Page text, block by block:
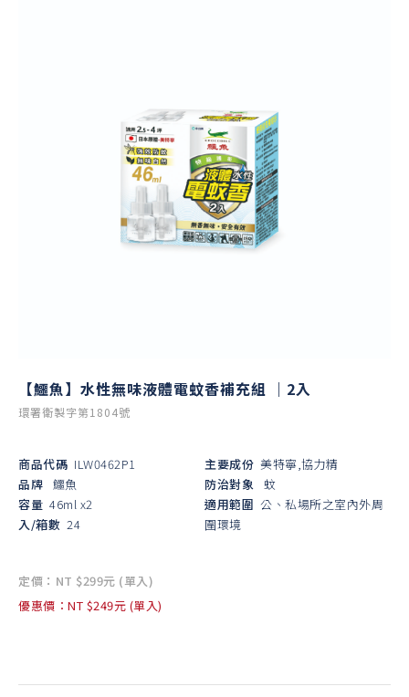
【鱷魚】水性無味液體電蚊香補充組 ｜2入
環署衛製字第1804號
商品代碼 ILW0462P1
品牌 鱷魚
容量 46ml x2
入/箱數 24
主要成份 美特寧,協力精
防治對象 蚊
適用範圍 公、私場所之室內外周
圍環境
定價：NT $299元 (單入)
優惠價：NT $249元 (單入)